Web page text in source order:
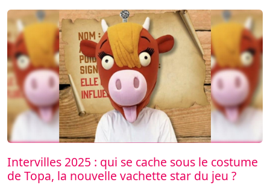
Intervilles 2025 : qui se cache sous le costume
de Topa, la nouvelle vachette star du jeu ?